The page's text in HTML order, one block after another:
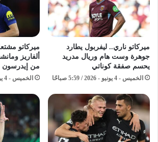
ميركاتو ناري.. ليفربول يطارد
جوهرة وست هام وريال مدريد
يحسم صفقة كوناتي
الخميس - 4 يونيو - 2026 / 5:59 صباحًا
ميركاتو
ألفاريز
من إيدرسون
الخميس - 4 يونيو - 2026 / 4:59 صباحًا